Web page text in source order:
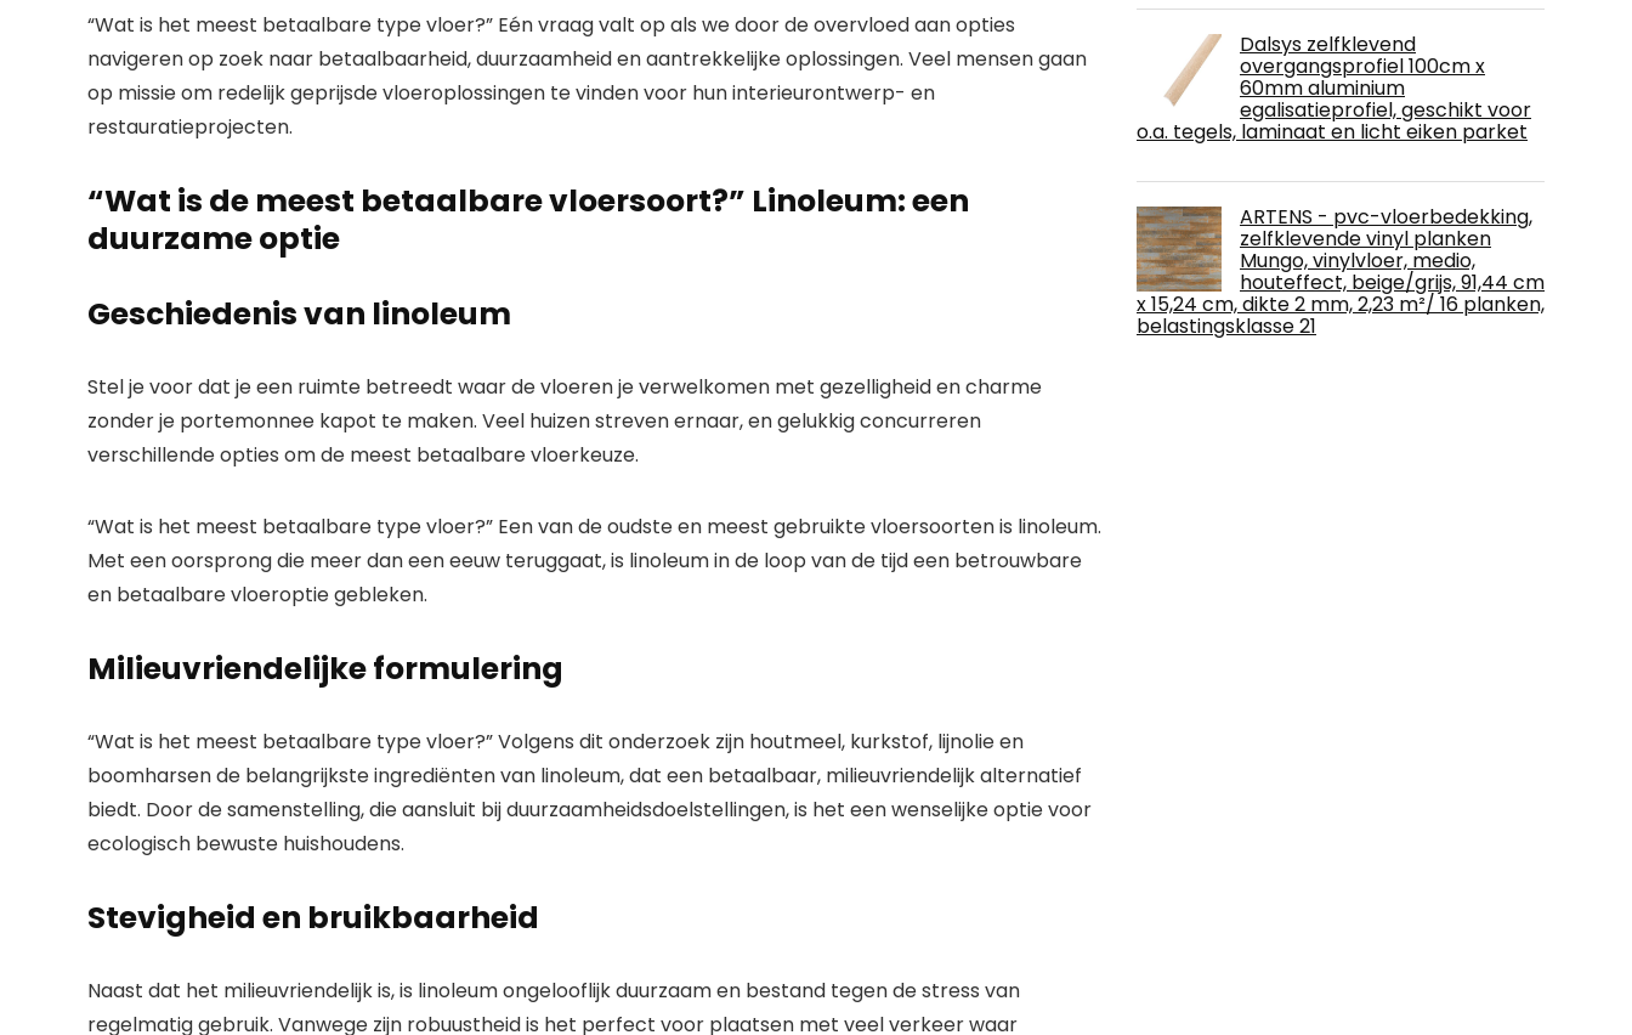
“Wat is het meest betaalbare type vloer?” Eén vraag valt op als we door de overvloed aan opties
navigeren op zoek naar betaalbaarheid, duurzaamheid en aantrekkelijke oplossingen. Veel mensen gaan
op missie om redelijk geprijsde vloeroplossingen te vinden voor hun interieurontwerp- en
restauratieprojecten.
“Wat is de meest betaalbare vloersoort?” Linoleum: een
duurzame optie
Geschiedenis van linoleum
Stel je voor dat je een ruimte betreedt waar de vloeren je verwelkomen met gezelligheid en charme
zonder je portemonnee kapot te maken. Veel huizen streven ernaar, en gelukkig concurreren
verschillende opties om de meest betaalbare vloerkeuze.
“Wat is het meest betaalbare type vloer?” Een van de oudste en meest gebruikte vloersoorten is linoleum.
Met een oorsprong die meer dan een eeuw teruggaat, is linoleum in de loop van de tijd een betrouwbare
en betaalbare vloeroptie gebleken.
Milieuvriendelijke formulering
“Wat is het meest betaalbare type vloer?” Volgens dit onderzoek zijn houtmeel, kurkstof, lijnolie en
boomharsen de belangrijkste ingrediënten van linoleum, dat een betaalbaar, milieuvriendelijk alternatief
biedt. Door de samenstelling, die aansluit bij duurzaamheidsdoelstellingen, is het een wenselijke optie voor
ecologisch bewuste huishoudens.
Stevigheid en bruikbaarheid
Naast dat het milieuvriendelijk is, is linoleum ongelooflijk duurzaam en bestand tegen de stress van
regelmatig gebruik. Vanwege zijn robuustheid is het perfect voor plaatsen met veel verkeer waar
Dalsys zelfklevend
overgangsprofiel 100cm x
60mm aluminium
egalisatieprofiel, geschikt voor
o.a. tegels, laminaat en licht eiken parket
ARTENS - pvc-vloerbedekking,
zelfklevende vinyl planken
Mungo, vinylvloer, medio,
houteffect, beige/grijs, 91,44 cm
x 15,24 cm, dikte 2 mm, 2,23 m²/ 16 planken,
belastingsklasse 21